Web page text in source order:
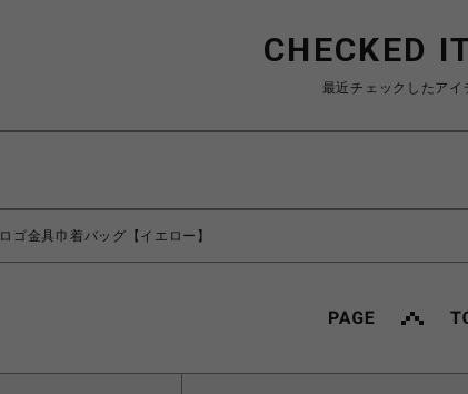
CHECKED
最近チェックしたアイ
ロゴ金具巾着バッグ【イエロー】